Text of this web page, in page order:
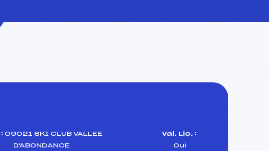
09021 SKI CLUB VALLEE
D'ABONDANCE
Val. Lic. :
Oui